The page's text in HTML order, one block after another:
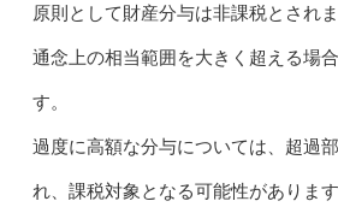
原則として財産分与は非課税とされ
通念上の相当範囲を大きく超える場
す。
過度に高額な分与については、超過
れ、課税対象となる可能性があります